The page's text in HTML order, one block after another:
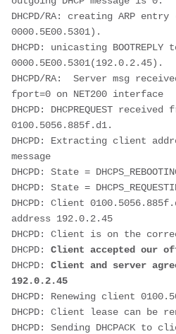
DHCPD/RA: creating ARP
0000.5E00.5301).
DHCPD: unicasting
0000.5E00.5301(192.0.2.45).
DHCPD/RA:  Server msg
fport=0 on NET200 interface
DHCPD: DHCPREQUEST
0100.5056.885f.d1.
DHCPD: Extracting client
message
DHCPD: State =
DHCPD: State =
DHCPD: Client
address 192.0.2.45
DHCPD: Client is on the
DHCPD: Client accepted our
DHCPD: Client and server
192.0.2.45
DHCPD: Renewing client
DHCPD: Client lease can be
DHCPD: Sending DHCPACK to